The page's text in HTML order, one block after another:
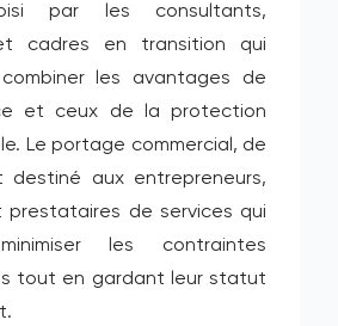
par les consultants,
cadres en transition qui
les avantages de
et ceux de la protection
Le portage commercial, de
aux entrepreneurs,
prestataires de services qui
les contraintes
tout en gardant leur statut